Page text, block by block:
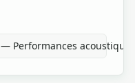
Performances